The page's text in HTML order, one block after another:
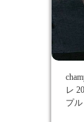
レ
プ